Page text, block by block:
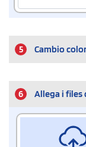
5 Cambio
6 Allega i files